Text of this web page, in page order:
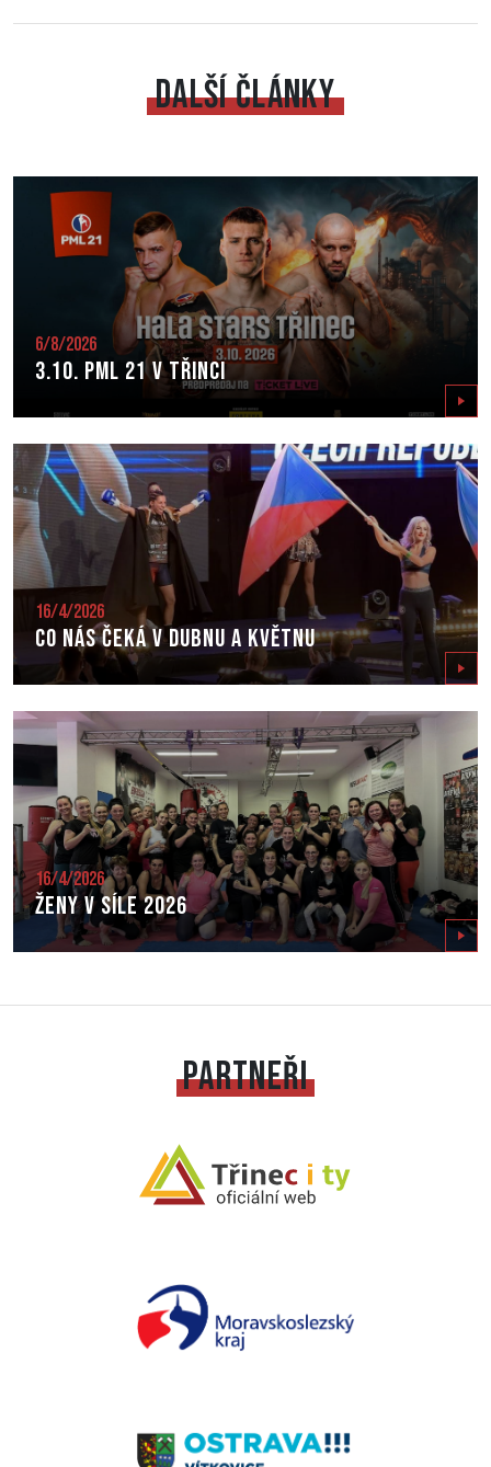
DALŠÍ ČLÁNKY
6/8/2026
3.10. PML 21 v Třinci
16/4/2026
Co nás čeká v dubnu a květnu
Zobrazit
16/4/2026
Ženy v síle 2026
Zobrazit
PARTNEŘI